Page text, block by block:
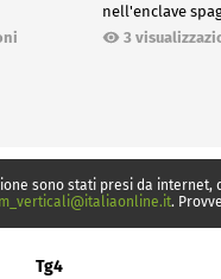
nell'enclave
Ceuta
3
sono stati presi da
.
Tg4